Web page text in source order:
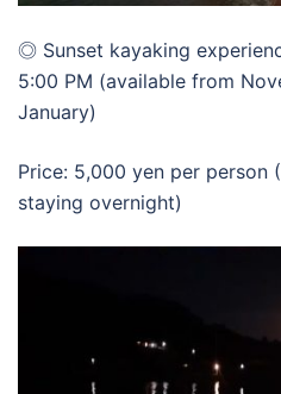
◎ Sunset kayaking
5:00 PM (available from
January)
Price: 5,000 yen per person
staying overnight)